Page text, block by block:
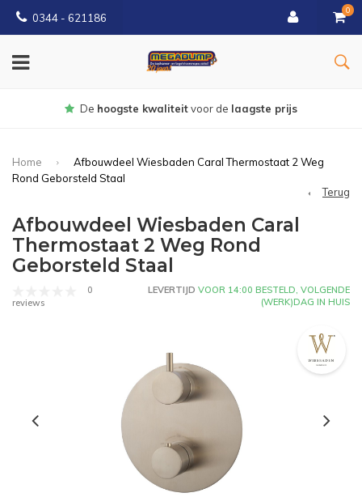
0344 - 621186
0
Gratisbezorgd vanaf € 150
Home
Afbouwdeel Wiesbaden Caral Thermostaat 2 Weg
Rond Geborsteld Staal
Terug
Afbouwdeel Wiesbaden Caral
Thermostaat 2 Weg Rond
Geborsteld Staal
0
reviews
LEVERTIJD VOOR 14:00 BESTELD, VOLGENDE
(WERK)DAG IN HUIS